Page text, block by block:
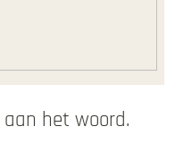
aan het woord.